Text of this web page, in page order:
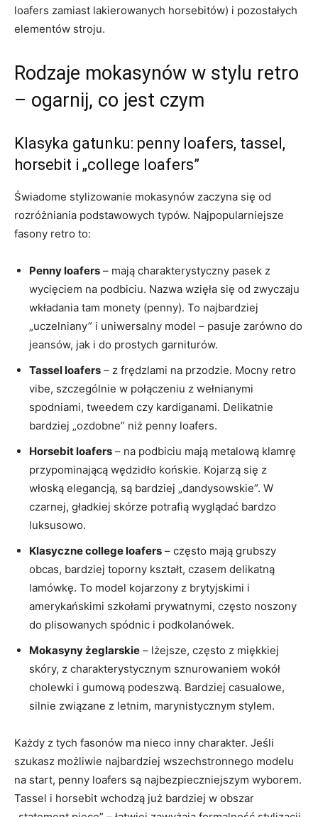
loafers zamiast lakierowanych horsebitów) i pozostałych
elementów stroju.
Rodzaje mokasynów w stylu retro
– ogarnij, co jest czym
Klasyka gatunku: penny loafers, tassel,
horsebit i „college loafers”
Świadome stylizowanie mokasynów zaczyna się od
rozróżniania podstawowych typów. Najpopularniejsze
fasony retro to:
Penny loafers – mają charakterystyczny pasek z
wycięciem na podbiciu. Nazwa wzięła się od zwyczaju
wkładania tam monety (penny). To najbardziej
„uczelniany” i uniwersalny model – pasuje zarówno do
jeansów, jak i do prostych garniturów.
Tassel loafers – z frędzlami na przodzie. Mocny retro
vibe, szczególnie w połączeniu z wełnianymi
spodniami, tweedem czy kardiganami. Delikatnie
bardziej „ozdobne” niż penny loafers.
Horsebit loafers – na podbiciu mają metalową klamrę
przypominającą wędzidło końskie. Kojarzą się z
włoską elegancją, są bardziej „dandysowskie”. W
czarnej, gładkiej skórze potrafią wyglądać bardzo
luksusowo.
Klasyczne college loafers – często mają grubszy
obcas, bardziej toporny kształt, czasem delikatną
lamówkę. To model kojarzony z brytyjskimi i
amerykańskimi szkołami prywatnymi, często noszony
do plisowanych spódnic i podkolanówek.
Mokasyny żeglarskie – lżejsze, często z miękkiej
skóry, z charakterystycznym sznurowaniem wokół
cholewki i gumową podeszwą. Bardziej casualowe,
silnie związane z letnim, marynistycznym stylem.
Każdy z tych fasonów ma nieco inny charakter. Jeśli
szukasz możliwie najbardziej wszechstronnego modelu
na start, penny loafers są najbezpieczniejszym wyborem.
Tassel i horsebit wchodzą już bardziej w obszar